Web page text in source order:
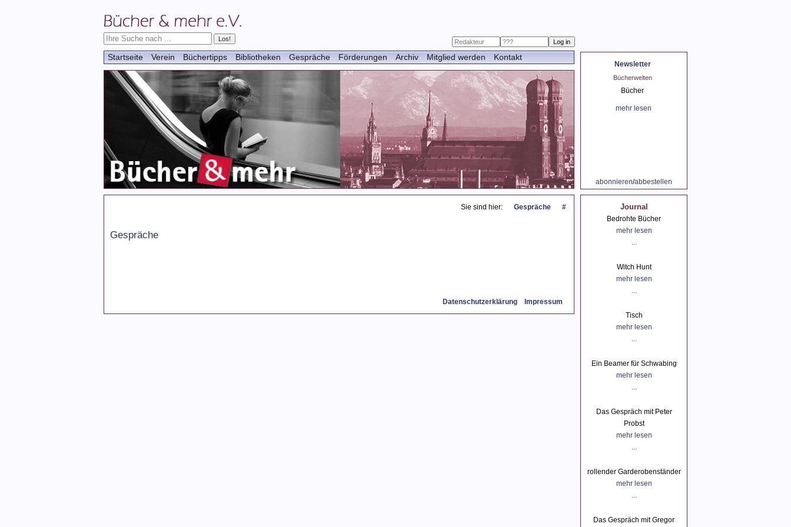
Startseite Verein Büchertipps Bibliotheken Gespräche Förderungen Archiv Mitglied werden Kontakt
Newsletter
Das Gespräch mit Peter
Probst
Das Gespräch mit Peter
Probst
mehr lesen
Bücherwelten
Bücher
mehr lesen
abonnieren/abbestellen
Journal
Bedrohte Bücher
mehr lesen
...
Witch Hunt
mehr lesen
...
Tisch
mehr lesen
...
Ein Beamer für Schwabing
mehr lesen
...
Das Gespräch mit Peter
Probst
mehr lesen
...
rollender Garderobenständer
mehr lesen
...
Das Gespräch mit Gregor
Sie sind hier: Gespräche #
Gespräche
Datenschutzerklärung Impressum